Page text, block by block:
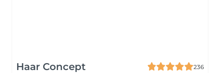
Haar Concept
236